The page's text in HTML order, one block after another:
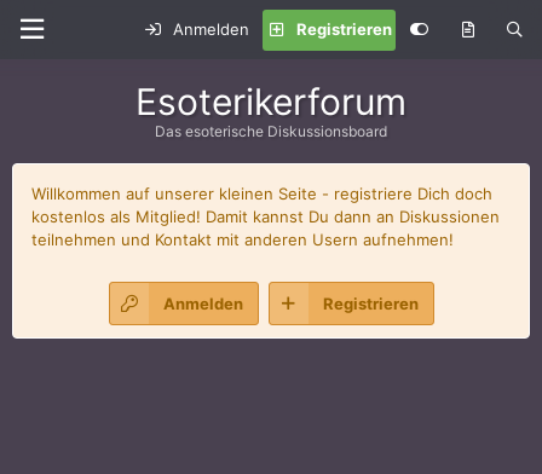
Anmelden Registrieren
Esoterikerforum
Das esoterische Diskussionsboard
Willkommen auf unserer kleinen Seite - registriere Dich doch
kostenlos als Mitglied! Damit kannst Du dann an Diskussionen
teilnehmen und Kontakt mit anderen Usern aufnehmen!
Anmelden Registrieren